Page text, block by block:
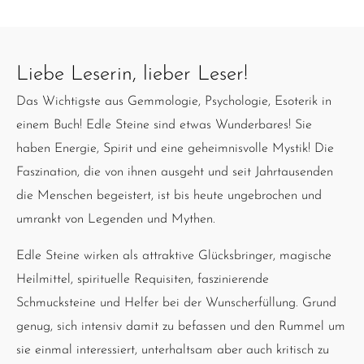
Liebe Leserin, lieber Leser!
Das Wichtigste aus Gemmologie, Psychologie, Esoterik in
einem Buch! Edle Steine sind etwas Wunderbares! Sie
haben Energie, Spirit und eine geheimnisvolle Mystik! Die
Faszination, die von ihnen ausgeht und seit Jahrtausenden
die Menschen begeistert, ist bis heute ungebrochen und
umrankt von Legenden und Mythen.
Edle Steine wirken als attraktive Glücksbringer, magische
Heilmittel, spirituelle Requisiten, faszinierende
Schmucksteine und Helfer bei der Wunscherfüllung. Grund
genug, sich intensiv damit zu befassen und den Rummel um
sie einmal interessiert, unterhaltsam aber auch kritisch zu